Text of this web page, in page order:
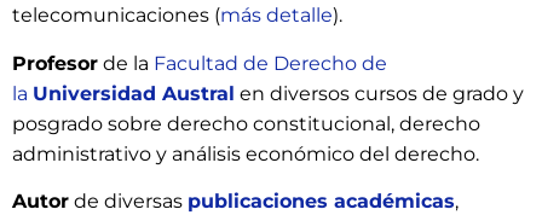
telecomunicaciones (más detalle).
Profesor de la Facultad de Derecho de
la Universidad Austral en diversos cursos de grado y
posgrado sobre derecho constitucional, derecho
administrativo y análisis económico del derecho.
Autor de diversas publicaciones académicas,